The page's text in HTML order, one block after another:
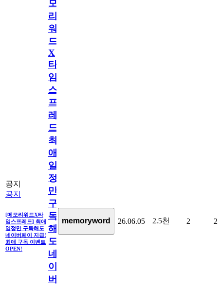
공지
공지
[메모리워드X타
임스프레드] 최애
일정만 구독해도
네이버페이 지급!
최애 구독 이벤트
OPEN!
모
리
워
드
X
타
임
스
프
레
드]
최
애
일
정
만
구
독
해
도
네
이
버
memoryword 26.06.05 2.5천 2 2